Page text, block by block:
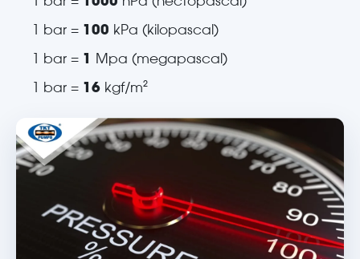
1 bar = 100 kPa (kilopascal)
1 bar = Mpa (megapascal)
1 bar = 16 kgf/m²